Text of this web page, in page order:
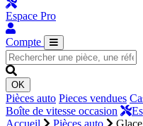
Espace Pro
Compte
OK
Pièces auto Pieces vendues
Boîte de vitesse occasion
Accueil
Pièces auto